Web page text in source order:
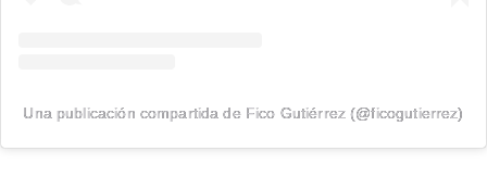
Una publicación compartida de Fico Gutiérrez (@ficogutierrez)